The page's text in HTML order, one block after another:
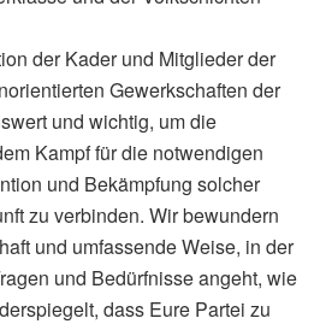
der Kader und Mitglieder der
Gewerkschaften der
und wichtig, um die
Kampf für die notwendigen
und Bekämpfung solcher
zu verbinden. Wir bewundern
und umfassende Weise, in der
und Bedürfnisse angeht, wie
dass Eure Partei zu